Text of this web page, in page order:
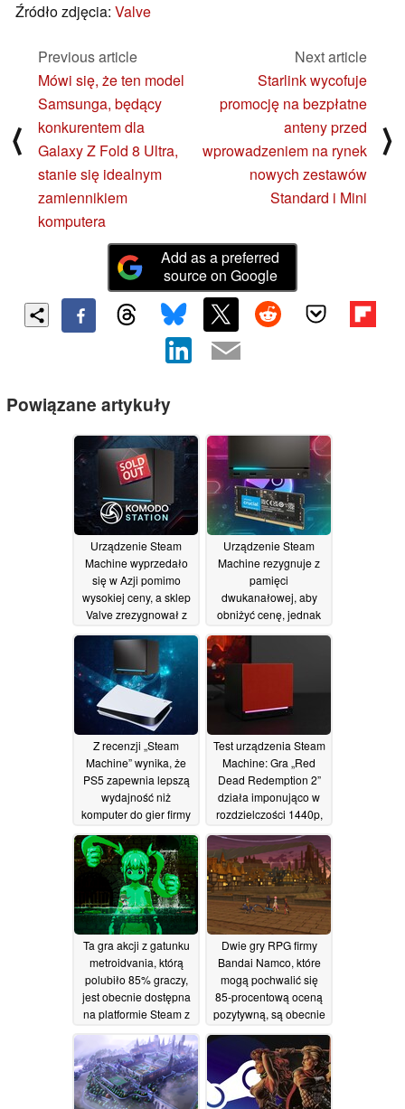
Źródło zdjęcia: Valve
⟨
Previous article
Mówi się, że ten model
Samsunga, będący
konkurentem dla
Galaxy Z Fold 8 Ultra,
stanie się idealnym
zamiennikiem
komputera
Next article
Starlink wycofuje
promocję na bezpłatne
anteny przed
wprowadzeniem na rynek
nowych zestawów
Standard i Mini
⟩
Add as a preferred
source on Google
Powiązane artykuły
Urządzenie Steam
Machine wyprzedało
się w Azji pomimo
wysokiej ceny, a sklep
Valve zrezygnował z
24/06/2026
Urządzenie Steam
Machine rezygnuje z
pamięci
dwukanałowej, aby
obniżyć cenę, jednak
techniczne ograniczają
wydajność23/06/2026
Z recenzji „Steam
Machine” wynika, że
PS5 zapewnia lepszą
wydajność niż
komputer do gier firmy
23/06/2026
Test urządzenia Steam
Machine: Gra „Red
Dead Redemption 2”
działa imponująco w
rozdzielczości 1440p,
pewnymi
kompromisami
23/06/2026
Ta gra akcji z gatunku
metroidvania, którą
polubiło 85% graczy,
jest obecnie dostępna
na platformie Steam z
18/06/2026
Dwie gry RPG firmy
Bandai Namco, które
mogą pochwalić się
85-procentową oceną
pozytywną, są obecnie
Steam z rabatem
sięgającym 80%, co
stanowi ich najniższe
ceny w historii17/06/2026